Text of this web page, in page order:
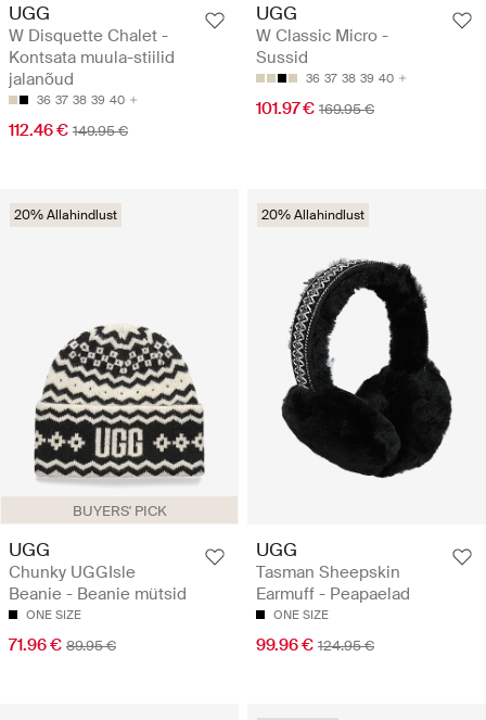
UGG
W Disquette Chalet -
Kontsata muula-stiilid
jalanõud
36 37 38 39 40
112.46 € 149.95 €
UGG
W Classic Micro -
Sussid
36 37 38 39 40
101.97 € 169.95 €
BUYERS' PICK
20% Allahindlust
UGG
Chunky UGGIsle
Beanie - Beanie mütsid
ONE SIZE
71.96 € 89.95 €
20% Allahindlust
UGG
Tasman Sheepskin
Earmuff - Peapaelad
ONE SIZE
99.96 € 124.95 €